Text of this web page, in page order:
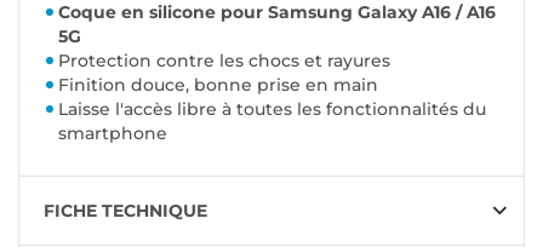
Coque en silicone pour Samsung Galaxy A16 / A16
5G
Protection contre les chocs et rayures
Finition douce, bonne prise en main
Laisse l'accès libre à toutes les fonctionnalités du
smartphone
FICHE TECHNIQUE